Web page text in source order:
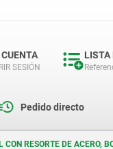
SESIÓN
LISTA
Pedido directo
CON RESORTE DE ACERO,